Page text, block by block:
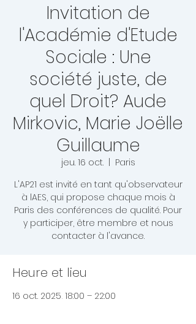
Invitation de
l'Académie d'Etude
Sociale : Une
société juste, de
quel Droit? Aude
Mirkovic, Marie Joëlle
Guillaume
jeu. 16 oct.
  |
Paris
L'AP21 est invité en tant qu'observateur
à lAES, qui propose chaque mois à
Paris des conférences de qualité. Pour
y participer, être membre et nous
contacter à l'avance.
Heure et lieu
16 oct. 2025, 18:00 – 22:00